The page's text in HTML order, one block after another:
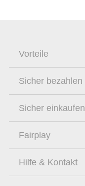
Vorteile
Sicher bezahlen
Sicher einkaufen
Fairplay
Hilfe & Kontakt